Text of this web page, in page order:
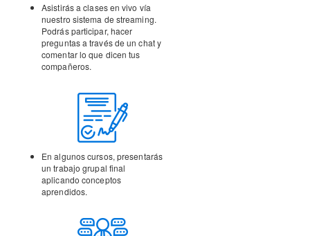
Asistirás a clases en vivo vía
nuestro sistema de streaming.
Podrás participar, hacer
preguntas a través de un chat y
comentar lo que dicen tus
compañeros.
En algunos cursos, presentarás
un trabajogrupal final
aplicando conceptos
aprendidos.